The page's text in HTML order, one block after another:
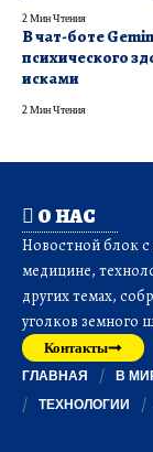
2 Мин Чтения
В чат-боте
психического
исками
2 Мин Чтения
О НАС
Новостной блок
медицине,
других темах,
уголков земного
Контакты
ГЛАВНАЯ В
ТЕХНОЛОГИИ